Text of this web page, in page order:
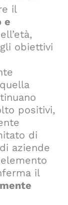
il
e
obiettivi
positivi,
di
aziende
il